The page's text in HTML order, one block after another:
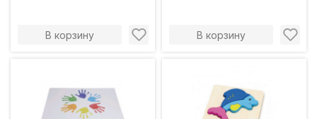
В корзину В корзину